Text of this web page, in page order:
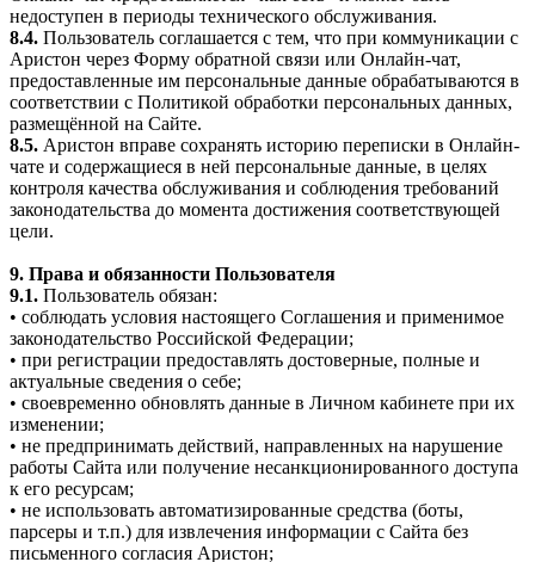
недоступен в периоды технического обслуживания.
8.4. Пользователь соглашается с тем, что при коммуникации с
Аристон через Форму обратной связи или Онлайн-чат,
предоставленные им персональные данные обрабатываются в
соответствии с Политикой обработки персональных данных,
размещённой на Сайте.
8.5. Аристон вправе сохранять историю переписки в Онлайн-
чате и содержащиеся в ней персональные данные, в целях
контроля качества обслуживания и соблюдения требований
законодательства до момента достижения соответствующей
цели.
9. Права и обязанности Пользователя
9.1. Пользователь обязан:
• соблюдать условия настоящего Соглашения и применимое
законодательство Российской Федерации;
• при регистрации предоставлять достоверные, полные и
актуальные сведения о себе;
• своевременно обновлять данные в Личном кабинете при их
изменении;
• не предпринимать действий, направленных на нарушение
работы Сайта или получение несанкционированного доступа
к его ресурсам;
• не использовать автоматизированные средства (боты,
парсеры и т.п.) для извлечения информации с Сайта без
письменного согласия Аристон;